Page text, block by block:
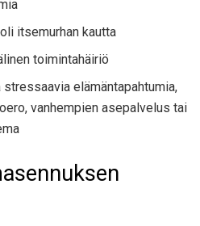
itsemurhan kautta
toimintahäiriö
elämäntapahtumia,
vanhempien asepalvelus tai